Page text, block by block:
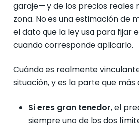
garaje— y de los precios reales
zona. No es una estimación de
el dato que la ley usa para fijar
cuando corresponde aplicarlo.
Cuándo es realmente
situación, y es la parte que más
Si eres gran tenedor, el
siempre uno de los dos